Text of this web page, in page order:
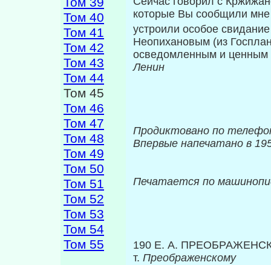
Том 40
Том 41
Том 42
Том 43
Том 44
Том 45
Том 46
Том 47
Том 48
Том 49
Том 50
Том 51
Том 52
Том 53
Том 54
Том 55
которые Вы сообщили
устроили особое
Неопихановым (из
осведомленным и
Ленин
Продиктовано по
Впервые напечатано в
Печатается по
190 Е. А.
т. Преображенскому